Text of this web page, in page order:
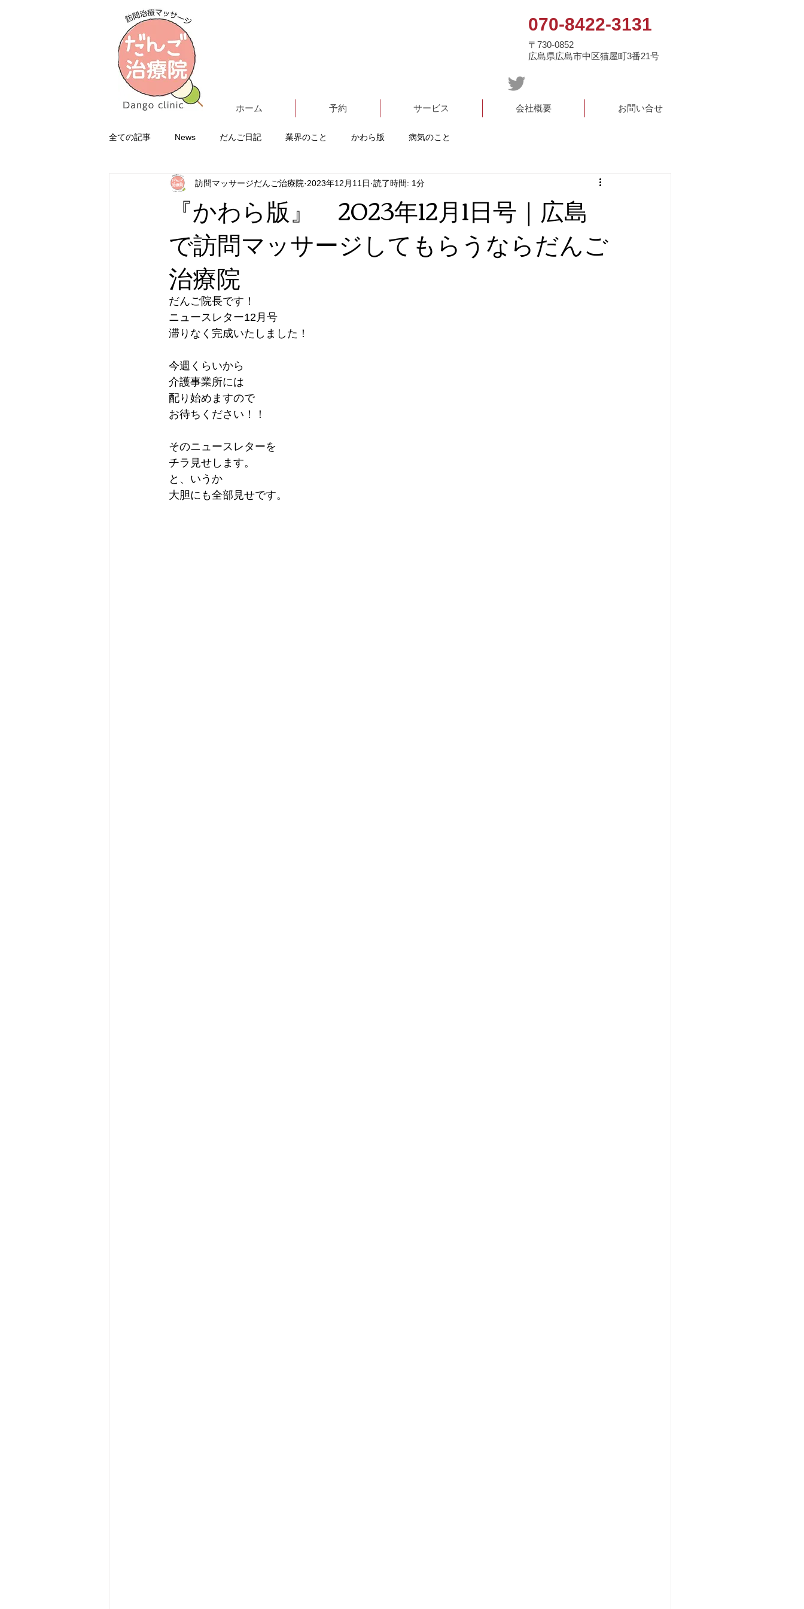
070-8422-3131
〒730-0852
広島県広島市中区猫屋町3番21号
ホーム 予約 サービス 会社概要 お問い合せ
全ての記事 News だんご日記 業界のこと かわら版 病気のこと
『かわら版』 2023年12月1日号｜広島
で訪問マッサージしてもらうならだんご
治療院
訪問マッサージだんご治療院 2023年12月11日 読了時間: 1分
だんご院長です！
ニュースレター12月号
滞りなく完成いたしました！
今週くらいから
介護事業所には
配り始めますので
お待ちください！！
そのニュースレターを
チラ見せします。
と、いうか
大胆にも全部見せです。